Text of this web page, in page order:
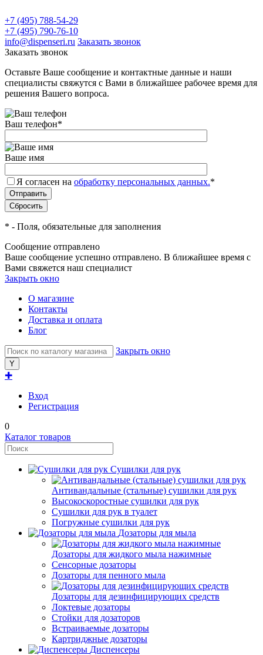
+7 (495) 788-54-29
+7 (495) 790-76-10
info@dispenseri.ru Заказать звонок
Заказать звонок
Оставьте Ваше сообщение и контактные данные и наши
специалисты свяжутся с Вами в ближайшее рабочее время для
решения Вашего вопроса.
Ваш телефон*
Ваше имя
Я согласен на обработку персональных данных.*
* - Поля, обязательные для заполнения
Сообщение отправлено
Ваше сообщение успешно отправлено. В ближайшее время с
Вами свяжется наш специалист
Закрыть окно
О магазине
Контакты
Доставка и оплата
Блог
Закрыть окно
✚
Вход
Регистрация
0
Каталог товаров
Сушилки для рук
Антивандальные (стальные) сушилки для рук
Высокоскоростные сушилки для рук
Сушилки для рук в туалет
Погружные сушилки для рук
Дозаторы для мыла
Дозаторы для жидкого мыла нажимные
Сенсорные дозаторы
Дозаторы для пенного мыла
Дозаторы для дезинфицирующих средств
Локтевые дозаторы
Стойки для дозаторов
Встраиваемые дозаторы
Картриджные дозаторы
Диспенсеры